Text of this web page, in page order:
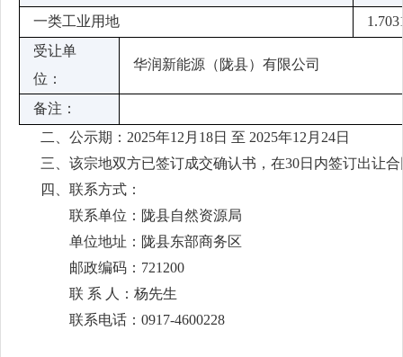
一类工业用地
受让单
位：
华润新能源（陇县）有限公司
备注：
二、公示期：2025年12月18日 至 2025年12月24日
三、该宗地双方已签订成交确认书，在30日内签订出让合
四、联系方式：
联系单位：陇县自然资源局
单位地址：陇县东部商务区
邮政编码：721200
联 系 人：杨先生
联系电话：0917-4600228